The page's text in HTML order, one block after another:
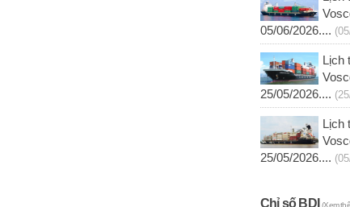
05/06/2026....
Lịch
25/05/2026....
Lịch
25/05/2026....
Chỉ số BDI(Xem